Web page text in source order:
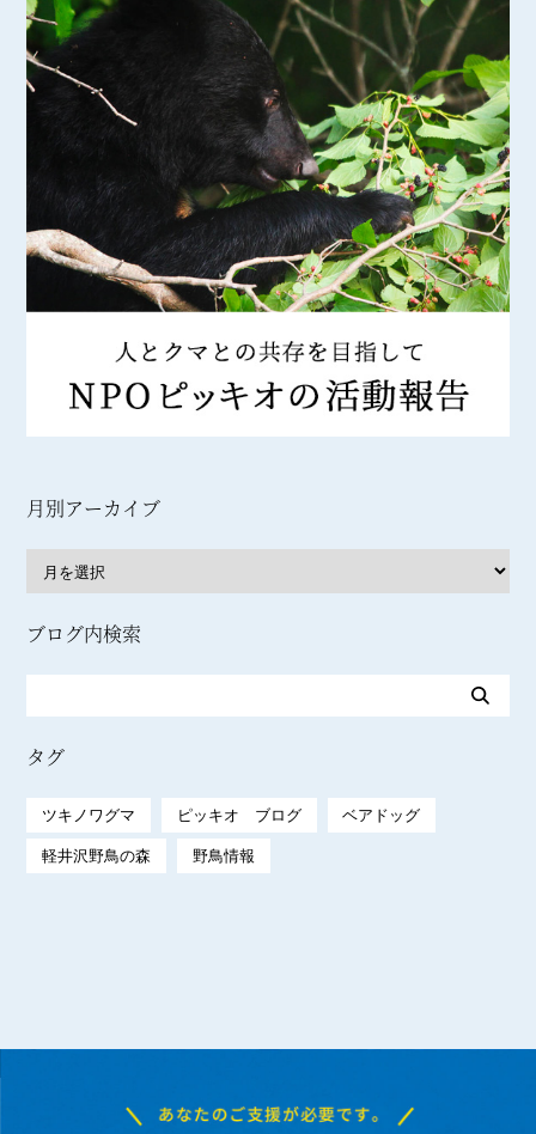
月別アーカイブ
ブログ内検索
タグ
ツキノワグマ ピッキオ ブログ ベアドッグ
軽井沢野鳥の森 野鳥情報